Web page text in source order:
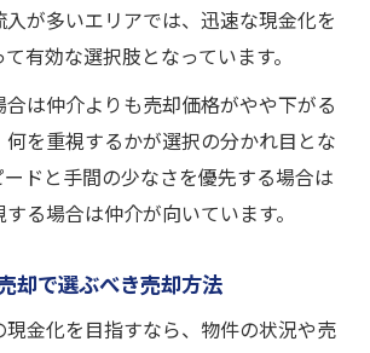
入が多いエリアでは、迅速な現金化を
有効な選択肢となっています。
合は仲介よりも売却価格がやや下がる
を重視するかが選択の分かれ目とな
ードと手間の少なさを優先する場合は
る場合は仲介が向いています。
却で選ぶべき売却方法
現金化を目指すなら、物件の状況や売